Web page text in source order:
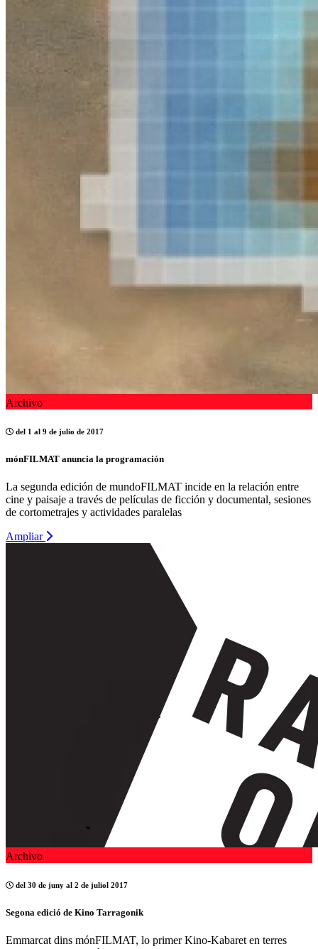
Archivo
del 1 al 9 de julio de 2017
mónFILMAT anuncia la programación
La segunda edición de mundoFILMAT incide en la relación entre
cine y paisaje a través de películas de ficción y documental, sesiones
de cortometrajes y actividades paralelas
Ampliar
Archivo
del 30 de juny al 2 de juliol 2017
Segona edició de Kino Tarragonik
Emmarcat dins mónFILMAT, lo primer Kino-Kabaret en terres